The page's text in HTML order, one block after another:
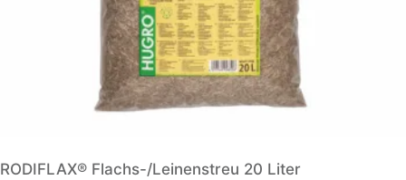
RODIFLAX® Flachs-/Leinenstreu 20 Liter